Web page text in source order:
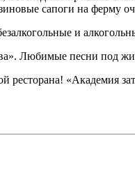
сапоги на ферму
и
Любимые песни под
ресторана! «Академия